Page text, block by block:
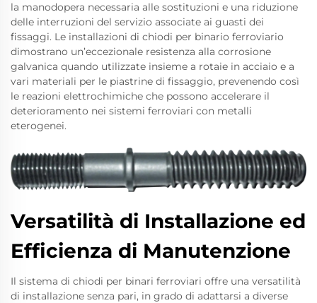
la manodopera necessaria alle sostituzioni e una riduzione
delle interruzioni del servizio associate ai guasti dei
fissaggi. Le installazioni di chiodi per binario ferroviario
dimostrano un’eccezionale resistenza alla corrosione
galvanica quando utilizzate insieme a rotaie in acciaio e a
vari materiali per le piastrine di fissaggio, prevenendo così
le reazioni elettrochimiche che possono accelerare il
deterioramento nei sistemi ferroviari con metalli
eterogenei.
Versatilità di Installazione ed
Efficienza di Manutenzione
Il sistema di chiodi per binari ferroviari offre una versatilità
di installazione senza pari, in grado di adattarsi a diverse